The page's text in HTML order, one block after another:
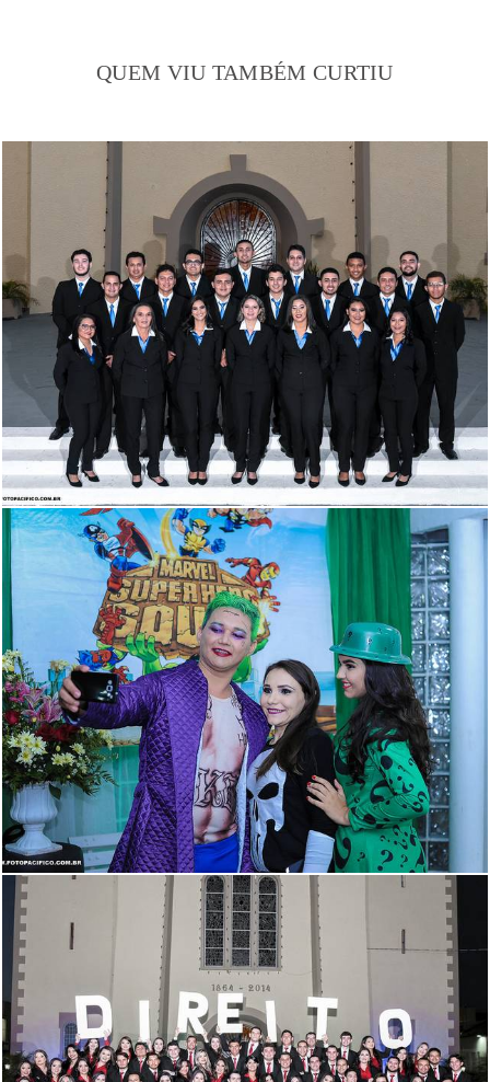
QUEM VIU TAMBÉM CURTIU
2459 18
2341 30